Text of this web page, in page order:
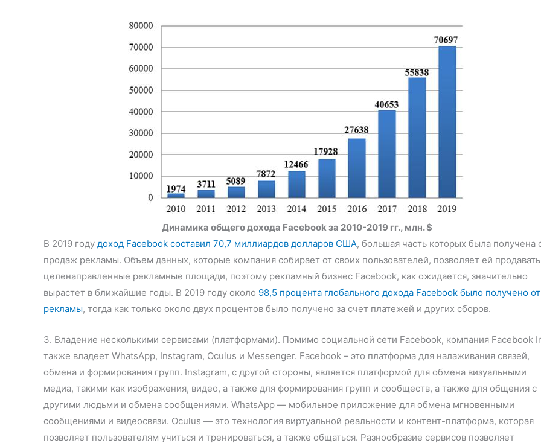
Динамика общего дохода Facebook за 2010-2019 гг., млн. $
В 2019 году доход Facebook составил 70,7 миллиардов долларов США, большая часть которых была получена
продаж рекламы. Объем данных, которые компания собирает от своих пользователей, позволяет ей продавать
целенаправленные рекламные площади, поэтому рекламный бизнес Facebook, как ожидается, значительно
вырастет в ближайшие годы. В 2019 году около 98,5 процента глобального дохода Facebook было получено от
рекламы, тогда как только около двух процентов было получено за счет платежей и других сборов.
3. Владение несколькими сервисами (платформами). Помимо социальной сети Facebook, компания Facebook
также владеет WhatsApp, Instagram, Oculus и Messenger. Facebook – это платформа для налаживания связей,
обмена и формирования групп. Instagram, с другой стороны, является платформой для обмена визуальными
медиа, такими как изображения, видео, а также для формирования групп и сообществ, а также для общения с
другими людьми и обмена сообщениями. WhatsApp — мобильное приложение для обмена мгновенными
сообщениями и видеосвязи. Oculus — это технология виртуальной реальности и контент-платформа, которая
позволяет пользователям учиться и тренироваться, а также общаться. Разнообразие сервисов позволяет